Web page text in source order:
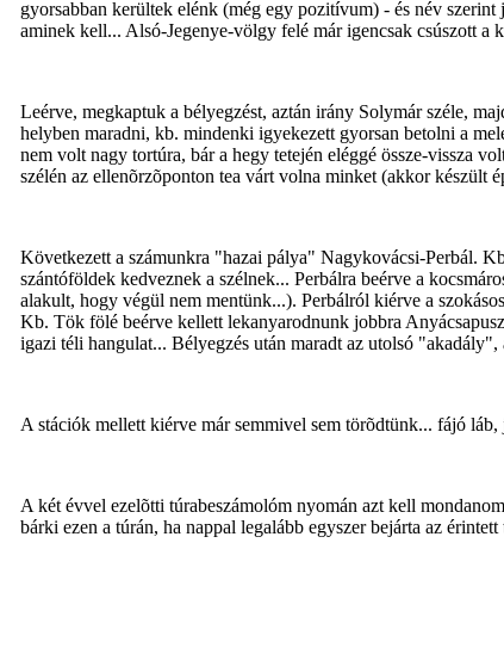
gyorsabban kerültek elénk (még egy pozitívum) - és név
aminek kell... Alsó-Jegenye-völgy felé már igencsak csúszott a
Leérve, megkaptuk a bélyegzést, aztán irány Solymár széle,
helyben maradni, kb. mindenki igyekezett gyorsan betolni a
nem volt nagy tortúra, bár a hegy tetején eléggé össze-vissza
szélén az ellenõrzõponton tea várt volna minket (akkor készült
Következett a számunkra "hazai pálya" Nagykovácsi-Perbál.
szántóföldek kedveznek a szélnek... Perbálra beérve a
alakult, hogy végül nem mentünk...). Perbálról kiérve a
Kb. Tök fölé beérve kellett lekanyarodnunk jobbra
igazi téli hangulat... Bélyegzés után maradt az utolsó
A stációk mellett kiérve már semmivel sem törõdtünk... fájó
A két évvel ezelõtti túrabeszámolóm nyomán azt kell
bárki ezen a túrán, ha nappal legalább egyszer bejárta az érintett